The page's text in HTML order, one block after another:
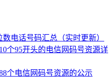
电话号码汇总（实时更新）
个95开头的电信网码号资源详
个电信网码号资源的公示